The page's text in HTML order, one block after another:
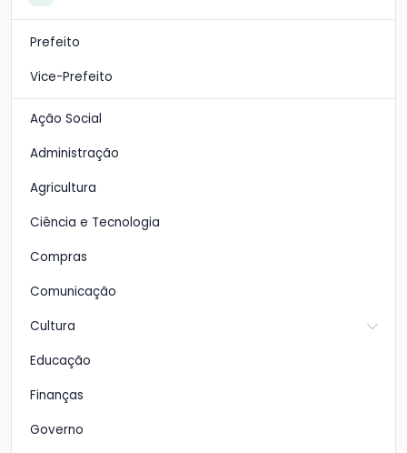
Prefeito
Vice-Prefeito
Ação Social
Administração
Agricultura
Ciência e Tecnologia
Compras
Comunicação
Cultura
Educação
Finanças
Governo